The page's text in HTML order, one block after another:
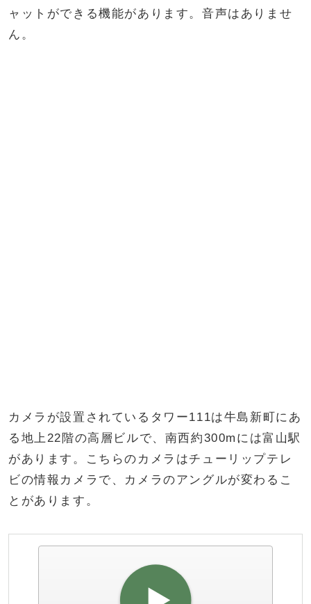
ャットができる機能があります。音声はありませ
ん。
カメラが設置されているタワー111は牛島新町にあ
る地上22階の高層ビルで、南西約300mには富山駅
があります。こちらのカメラはチューリップテレ
ビの情報カメラで、カメラのアングルが変わるこ
とがあります。